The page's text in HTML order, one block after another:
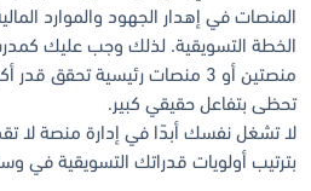
المنصات في إهدار الجهود والموارد
الخطة التسويقية. لذلك وجب عليك
منصتين أو 3 منصات رئيسية تحقق
تحظى بتفاعل حقيقي كبير.
لا تشغل نفسك أبدًا في إدارة منصة لا
بترتيب أولويات قدراتك التسويقية في